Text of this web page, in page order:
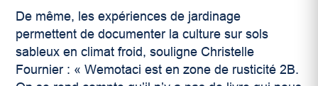
De même, les expériences de jardinage
permettent de documenter la culture sur sols
sableux en climat froid, souligne Christelle
Fournier : « Wemotaci est en zone de rusticité 2B.